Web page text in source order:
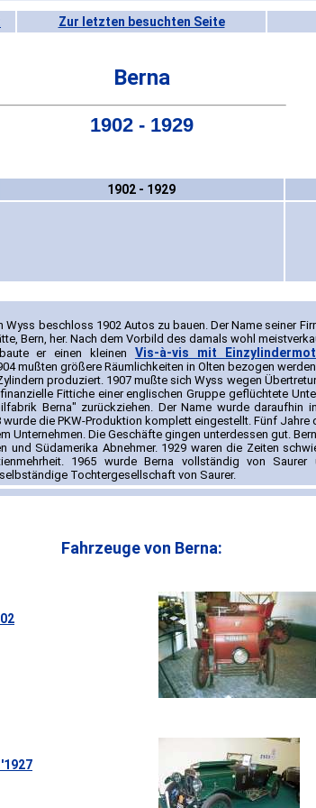
Zur letzten besuchten Seite
Berna
1902 - 1929
1902 - 1929
beschloss 1902 Autos zu bauen. Der Name seiner
Bern, her. Nach dem Vorbild des damals wohl
er einen kleinen Vis-à-vis mit
mußten größere Räumlichkeiten in Olten bezogen
produziert. 1907 mußte sich Wyss wegen
Fittiche einer englischen Gruppe geflüchtete
Berna" zurückziehen. Der Name wurde daraufhin
die PKW-Produktion komplett eingestellt. Fünf Jahre
Unternehmen. Die Geschäfte gingen unterdessen gut.
und Südamerika Abnehmer. 1929 waren die Zeiten
1965 wurde Berna vollständig von Saurer
Tochtergesellschaft von Saurer.
Fahrzeuge von Berna: